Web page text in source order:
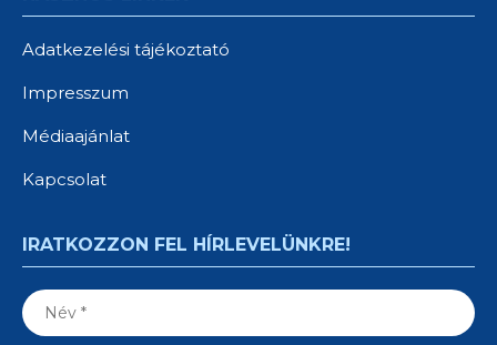
Adatkezelési tájékoztató
Impresszum
Médiaajánlat
Kapcsolat
IRATKOZZON FEL HÍRLEVELÜNKRE!